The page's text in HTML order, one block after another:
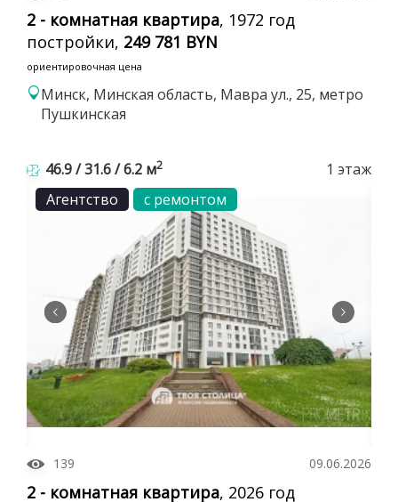
2 - комнатная квартира, 1972 год
постройки, 249 781 BYN
ориентировочная цена
Минск, Минская область, Мавра ул., 25, метро
Пушкинская
46.9 / 31.6 / 6.2 м2
1 этаж
Агентство
с ремонтом
139 09.06.2026
2 - комнатная квартира, 2026 год